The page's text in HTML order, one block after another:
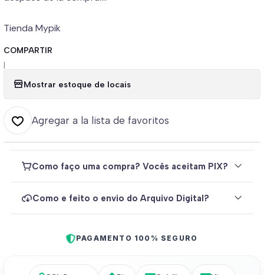
Tienda Mypik
COMPARTIR
|
Mostrar estoque de locais
Agregar a la lista de favoritos
Como faço uma compra? Vocês aceitam PIX?
Como e feito o envio do Arquivo Digital?
PAGAMENTO 100% SEGURO